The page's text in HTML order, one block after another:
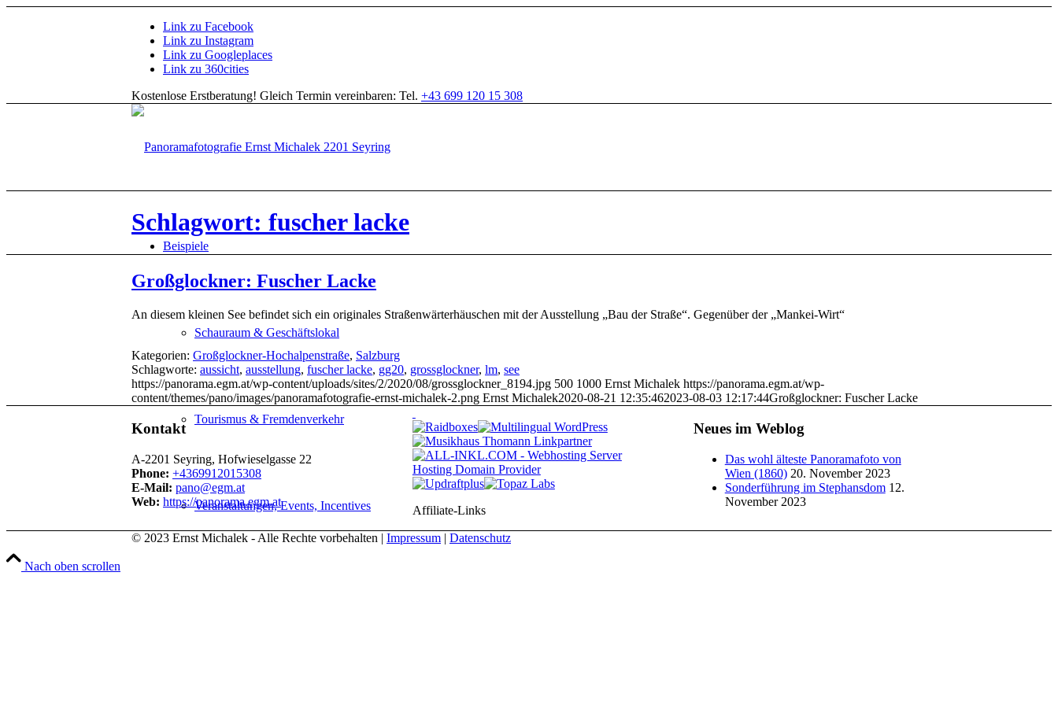
Link zu Facebook
Link zu Instagram
Link zu Googleplaces
Link zu 360cities
Kostenlose Erstberatung! Gleich Termin vereinbaren: Tel. +43 699 120 15 308
Beispiele
Schauraum & Geschäftslokal
Tourismus & Fremdenverkehr
Veranstaltungen, Events, Incentives
Schlagwort: fuscher lacke
Großglockner: Fuscher Lacke
An diesem kleinen See befindet sich ein originales Straßenwärterhäuschen mit der Ausstellung „Bau der Straße“. Gegenüber der „Mankei-Wirt“
Kategorien: Großglockner-Hochalpenstraße, Salzburg
Schlagworte: aussicht, ausstellung, fuscher lacke, gg20, grossglockner, lm, see
https://panorama.egm.at/wp-content/uploads/sites/2/2020/08/grossglockner_8194.jpg 500 1000 Ernst Michalek https://panorama.egm.at/wp-
content/themes/pano/images/panoramafotografie-ernst-michalek-2.png Ernst Michalek2020-08-21 12:35:462023-08-03 12:17:44Großglockner: Fuscher Lacke
Kontakt
A-2201 Seyring, Hofwieselgasse 22
Phone: +4369912015308
E-Mail: pano@egm.at
Web: https://panorama.egm.at
Affiliate-Links
Neues im Weblog
Das wohl älteste Panoramafoto von
Wien (1860) 20. November 2023
Sonderführung im Stephansdom 12.
November 2023
© 2023 Ernst Michalek - Alle Rechte vorbehalten | Impressum | Datenschutz
Nach oben scrollen